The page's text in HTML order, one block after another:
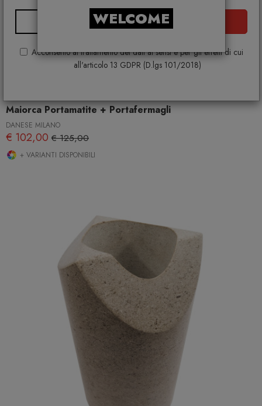
Acconsento al trattamento dei dati ai sensi e per gli effetti di cui
all'articolo 13 GDPR (D.lgs 101/2018)
WELCOME
Maiorca Portamatite + Portafermagli
DANESE MILANO
€ 102,00 € 125,00
+ VARIANTI DISPONIBILI